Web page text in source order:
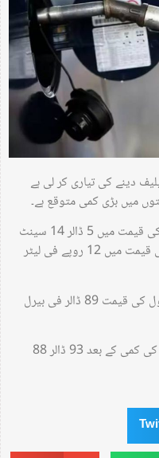
دینے کی تیاری کر لی ہے
میں بڑی کمی متوقع ہے۔
ذرائع کے مطابق عالمی منڈی میں پیٹرول کی قیمت میں 5 ڈالر 14 سینٹ
کی کمی ہونے سے پاکستان میں پیٹرول کی قیمت میں 12 روپے فی لیٹر
ذرائع نے بتایا ہے کہ عالمی منڈی میں پیٹرول کی قیمت 89 ڈالر فی بیرل
اسی طرح عالمی منڈی میں ڈیزل چار ڈالر کی کمی کے بعد 93 ڈالر 88